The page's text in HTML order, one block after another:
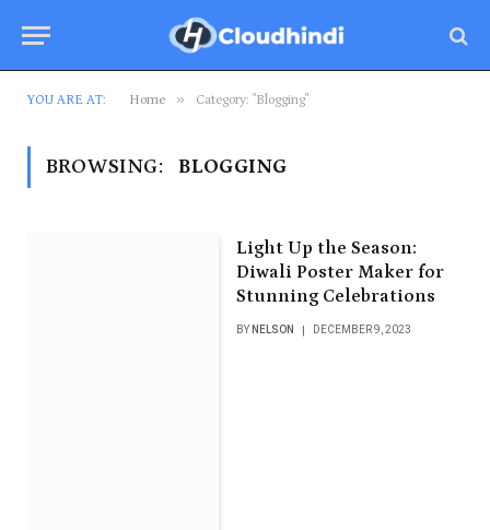
YOU ARE AT: Home » Category: "Blogging"
BROWSING: BLOGGING
Light Up the Season:
Diwali Poster Maker for
Stunning Celebrations
BY NELSON DECEMBER 9, 2023